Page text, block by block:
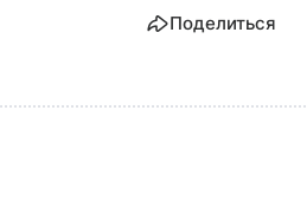
Поделиться